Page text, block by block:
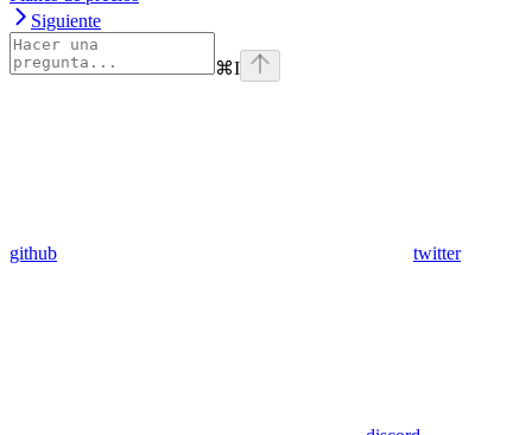
Siguiente
⌘I
github twitter